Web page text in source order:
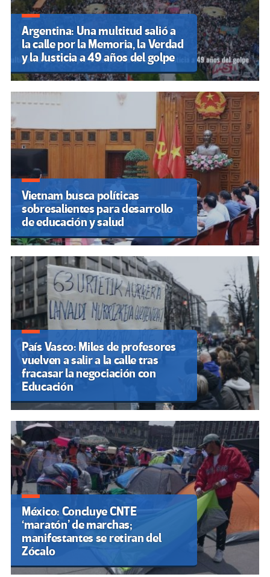
Argentina: Una multitud salió a
la calle por la Memoria, la Verdad
y la Justicia a 49 años del golpe
Vietnam busca políticas
sobresalientes para desarrollo
de educación y salud
País Vasco: Miles de profesores
vuelven a salir a la calle tras
fracasar la negociación con
Educación
México: Concluye CNTE
‘maratón’ de marchas;
manifestantes se retiran del
Zócalo